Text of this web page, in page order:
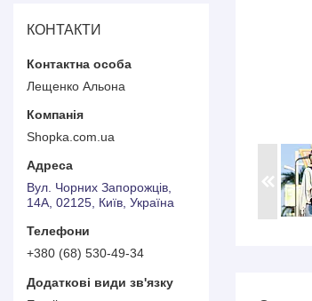
КОНТАКТИ
Лещенко Альона
Shopka.com.ua
Вул. Чорних Запорожців,
14А, 02125, Київ, Україна
+380 (68) 530-49-34